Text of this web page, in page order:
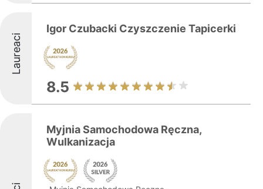
Laureaci
Igor Czubacki Czyszczenie Tapicerki
8.5
Myjnia Samochodowa Ręczna,
Wulkanizacja